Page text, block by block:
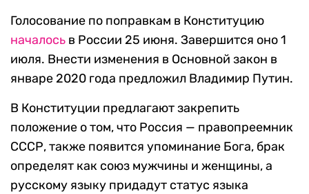
Голосование по поправкам в Конституцию
началось в России 25 июня. Завершится оно 1
июля. Внести изменения в Основной закон в
январе 2020 года предложил Владимир Путин.
В Конституции предлагают закрепить
положение о том, что Россия — правопреемник
СССР, также появится упоминание Бога, брак
определят как союз мужчины и женщины, а
русскому языку придадут статус языка